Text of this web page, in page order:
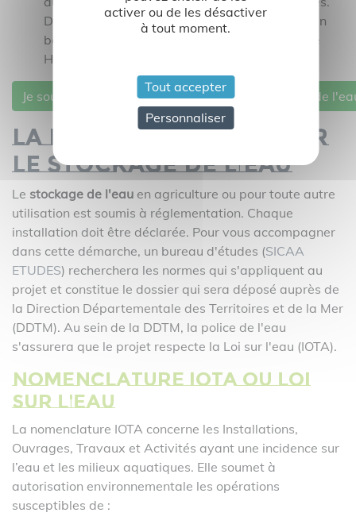
Dans la plupart des cas, il s’agit de stockage en
bassin étanche ou en cuve PEHD (PolyEthylène
Haute Densité).
Je souhaite être accompagné pour mon stockage de
La réglementation sur
le stockage de l'eau
Le stockage de l'eau en agriculture ou pour toute autre
utilisation est soumis à réglementation. Chaque
installation doit être déclarée. Pour vous accompagner
dans cette démarche, un bureau d'études (SICAA
ETUDES) recherchera les normes qui s'appliquent au
projet et constitue le dossier qui sera déposé auprès de
la Direction Départementale des Territoires et de la Mer
(DDTM). Au sein de la DDTM, la police de l'eau
s'assurera que le projet respecte la Loi sur l'eau (IOTA).
Nomenclature IOTA ou Loi
sur l'eau
La nomenclature IOTA concerne les Installations,
Ouvrages, Travaux et Activités ayant une incidence sur
l’eau et les milieux aquatiques. Elle soumet à
autorisation environnementale les opérations
susceptibles de :
activer ou de les désactiver
à tout moment.
Tout accepter
Personnaliser